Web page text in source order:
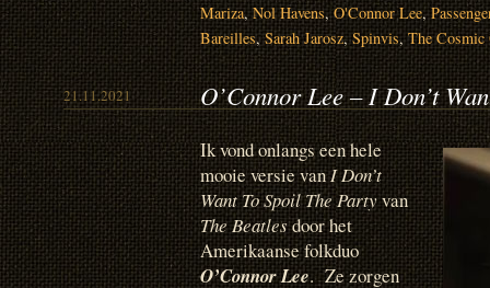
Mariza,Nol Havens,O'Connor Lee,
Bareilles,Sarah Jarosz,Spinvis,The Cosmic
21.11.2021 O’Connor Lee – I Don’t
Ik vond onlangs een hele
mooie versie vanI Don’t
Want To Spoil The Partyvan
The Beatlesdoor het
Amerikaanse folkduo
O’Connor Lee. Ze zorgen